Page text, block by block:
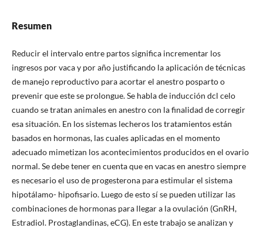
Resumen
Reducir el intervalo entre partos significa incrementar los
ingresos por vaca y por año justificando la aplicación de técnicas
de manejo reproductivo para acortar el anestro posparto o
prevenir que este se prolongue. Se habla de inducción dcl celo
cuando se tratan animales en anestro con la finalidad de corregir
esa situación. En los sistemas lecheros los tratamientos están
basados en hormonas, las cuales aplicadas en el momento
adecuado mimetizan los acontecimientos producidos en el ovario
normal. Se debe tener en cuenta que en vacas en anestro siempre
es necesario el uso de progesterona para estimular el sistema
hipotálamo- hipofisario. Luego de esto sí se pueden utilizar las
combinaciones de hormonas para llegar a la ovulación (GnRH,
Estradiol. Prostaglandinas, eCG). En este trabajo se analizan y